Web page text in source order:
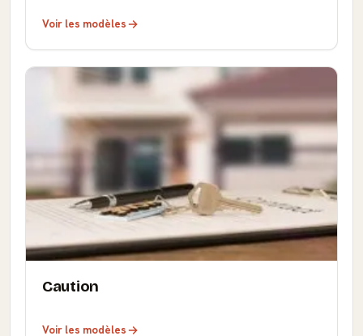
Voir les modèles
Caution
Voir les modèles